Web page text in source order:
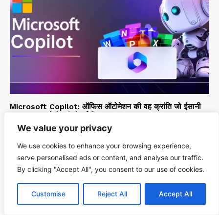
We value your privacy
We use cookies to enhance your browsing experience,
serve personalised ads or content, and analyse our traffic.
By clicking "Accept All", you consent to our use of cookies.
Customise Reject All Accept All
Microsoft Copilot: ऑफिस ऑटोमेशन की वह क्रांति जो इंसानी
TechKnowledge - October 27, 2025